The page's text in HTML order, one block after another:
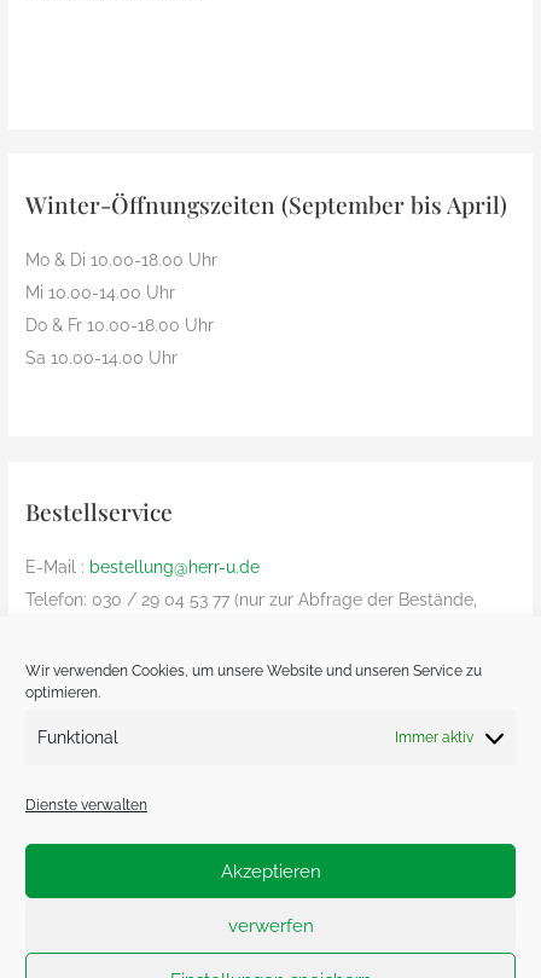
Wir verwenden Cookies, um unsere Website und unseren Service zu
optimieren.
Funktional Immer aktiv
Dienste verwalten
Akzeptieren
verwerfen
Winter-Öffnungszeiten (September bis April)
Mo & Di 10.00-18.00 Uhr
Mi 10.00-14.00 Uhr
Do & Fr 10.00-18.00 Uhr
Sa 10.00-14.00 Uhr
Bestellservice
E-Mail : bestellung@herr-u.de
Telefon: 030 / 29 04 53 77 (nur zur Abfrage der Bestände,
nur innerhalb Deutschland (Versandkosten: € 8,90)
Bezahlung nur Vorkasse und nur von deutschem Bankkonto
zu deutschem Bankkonto – kein Paypal
Datenschutzerklärung.